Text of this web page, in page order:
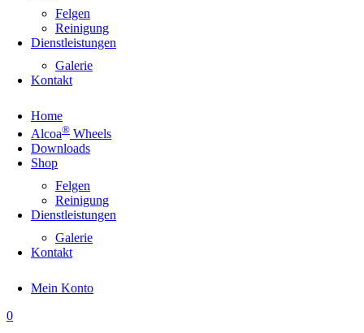
Felgen
Reinigung
Dienstleistungen
Galerie
Kontakt
Home
Alcoa® Wheels
Downloads
Shop
Felgen
Reinigung
Dienstleistungen
Galerie
Kontakt
Mein Konto
0